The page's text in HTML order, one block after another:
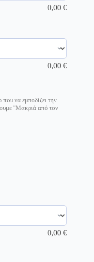
0,00€
0,00€
να εμποδίζει την
"Μακριά από τον
0,00€